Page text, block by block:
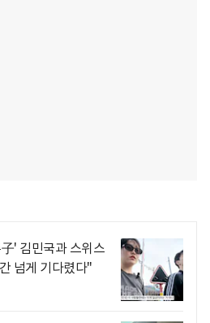
' 김민국과 스위스
넘게 기다렸다"